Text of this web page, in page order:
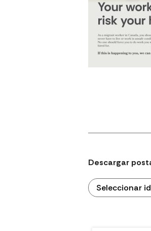
Descargar
Seleccionar